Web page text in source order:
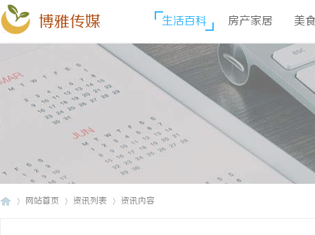
博雅传媒 生活百科 房产家居 美
网站首页 资讯列表 资讯内容